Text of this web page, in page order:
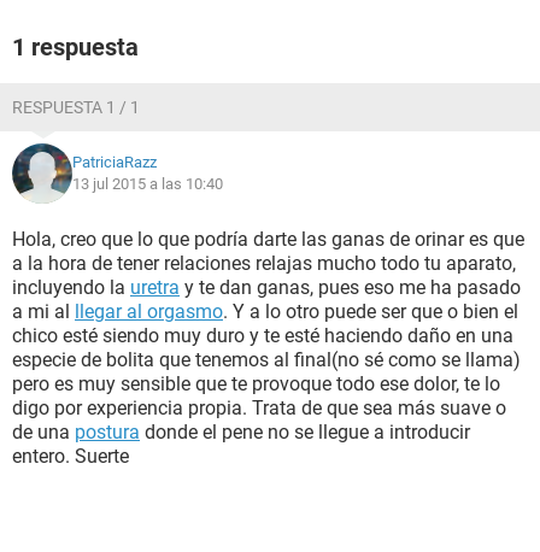
1 respuesta
RESPUESTA 1 / 1
PatriciaRazz
13 jul 2015 a las 10:40
Hola, creo que lo que podría darte las ganas de orinar es que
a la hora de tener relaciones relajas mucho todo tu aparato,
incluyendo la uretra y te dan ganas, pues eso me ha pasado
a mi al llegar al orgasmo. Y a lo otro puede ser que o bien el
chico esté siendo muy duro y te esté haciendo daño en una
especie de bolita que tenemos al final(no sé como se llama)
pero es muy sensible que te provoque todo ese dolor, te lo
digo por experiencia propia. Trata de que sea más suave o
de una postura donde el pene no se llegue a introducir
entero. Suerte